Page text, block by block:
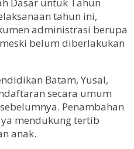
tahun ini,
administrasi berupa
belum diberlakukan
Batam, Yusal,
secara umum
Penambahan
mendukung tertib
anak.